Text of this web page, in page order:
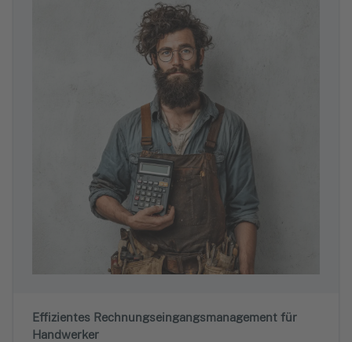
Effizientes Rechnungseingangsmanagement für
Handwerker